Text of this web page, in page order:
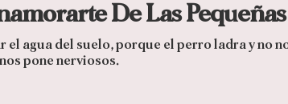
De Las
el agua del suelo, porque el perro ladra y no
pone nerviosos.